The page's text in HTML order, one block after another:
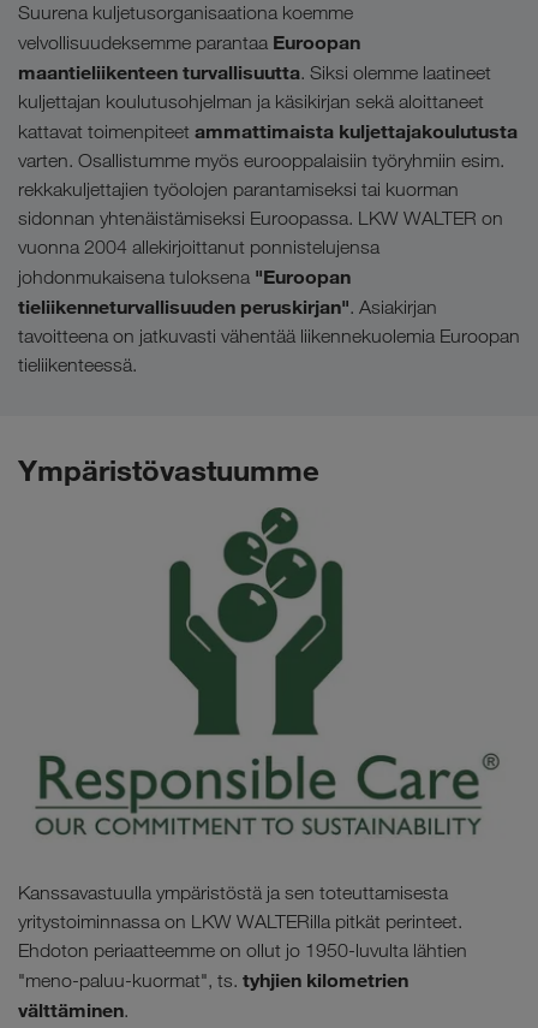
Suurena kuljetusorganisaationa koemme
velvollisuudeksemme parantaa Euroopan
maantieliikenteen turvallisuutta. Siksi olemme laatineet
kuljettajan koulutusohjelman ja käsikirjan sekä aloittaneet
kattavat toimenpiteet ammattimaista kuljettajakoulutusta
varten. Osallistumme myös eurooppalaisiin työryhmiin esim.
rekkakuljettajien työolojen parantamiseksi tai kuorman
sidonnan yhtenäistämiseksi Euroopassa. LKW WALTER on
vuonna 2004 allekirjoittanut ponnistelujensa
johdonmukaisena tuloksena "Euroopan
tieliikenneturvallisuuden peruskirjan". Asiakirjan
tavoitteena on jatkuvasti vähentää liikennekuolemia Euroopan
tieliikenteessä.
Ympäristövastuumme
Kanssavastuulla ympäristöstä ja sen toteuttamisesta
yritystoiminnassa on LKW WALTERilla pitkät perinteet.
Ehdoton periaatteemme on ollut jo 1950-luvulta lähtien
"meno-paluu-kuormat", ts. tyhjien kilometrien
välttäminen.